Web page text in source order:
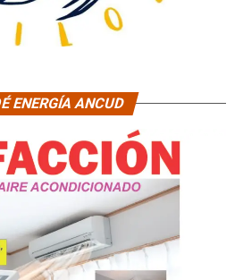
ENERGÍA ANCUD